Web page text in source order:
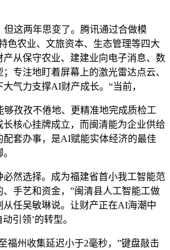
这两年思变了。腾讯通过合做模
色农业、文旅资本、生态管理等四大
产从保守农业、建建业向电子消息、数
专注地盯着屏幕上的激光雷达点云、
气力支撑AI财产成长。“当前，
孜孜不倦地、更精准地完成质检工
核心挂牌成立，而闽清能为企业供给
配套办事，是AI赋能实体经济的最佳
然选择。成为福建省首小我工智能范
、手艺和资金，”闽清县人工智能工做
任吴敏琳说。让财产正在AI海潮中
引领’的转型。
州收集延迟小于2毫秒，”键盘敲击